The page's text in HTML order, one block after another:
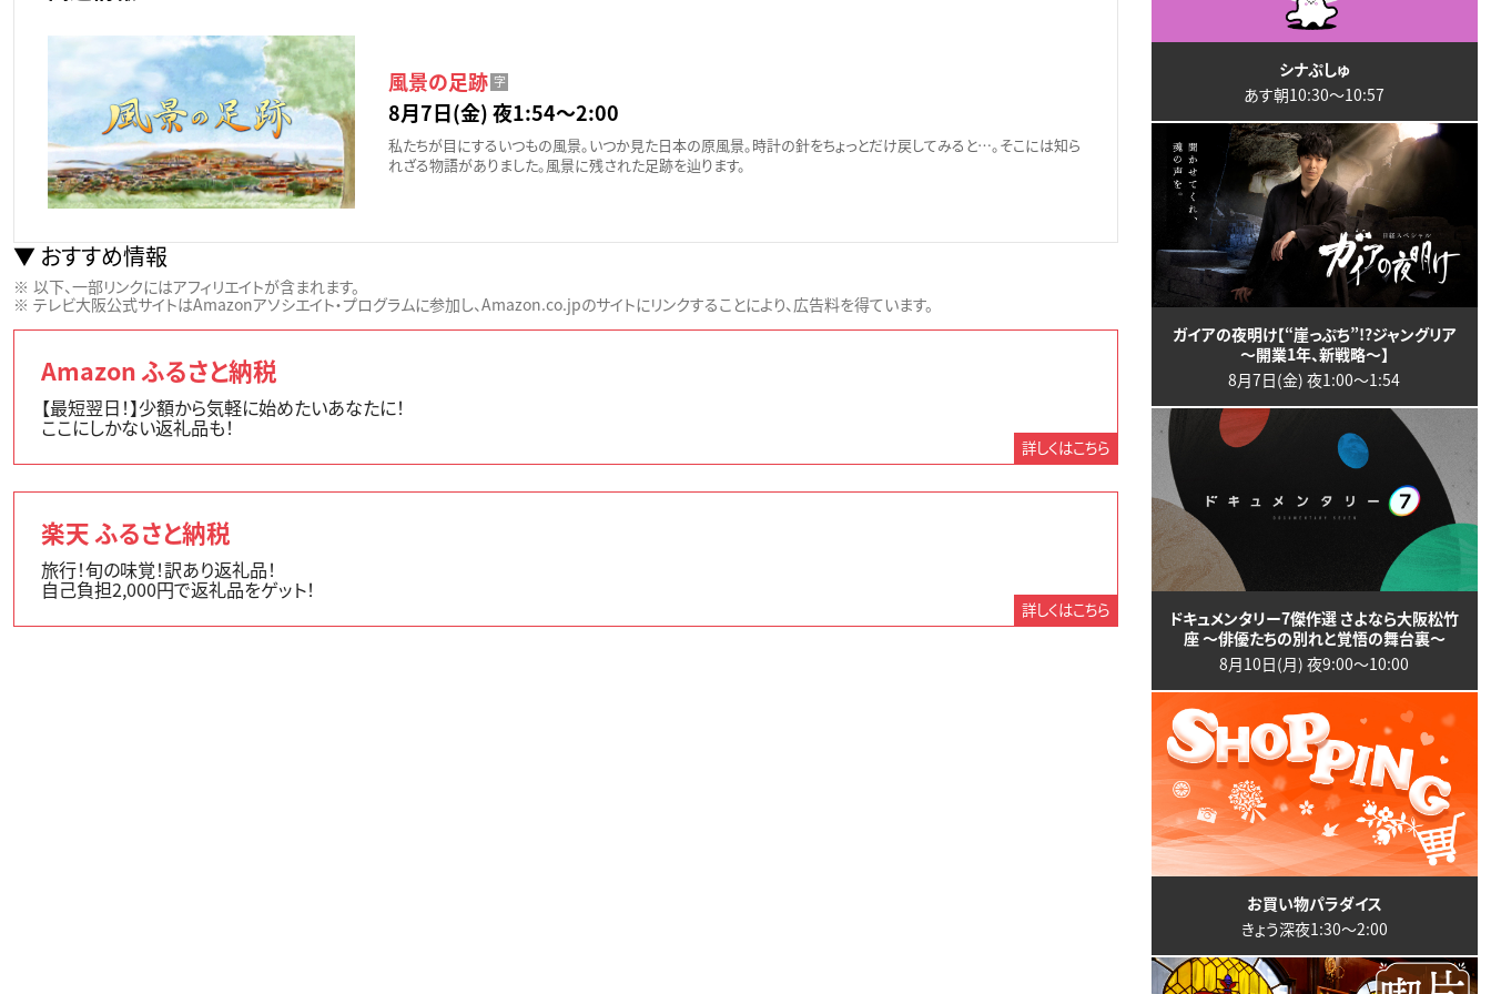
風景の足跡 字
8月7日(金) 夜1:54〜2:00
私たちが目にするいつもの風景。いつか見た日本の原風景。時計の針をちょっとだけ戻してみると…。そこには知ら
れざる物語がありました。風景に残された足跡を辿ります。
おすすめ情報
以下、一部リンクにはアフィリエイトが含まれます。
テレビ大阪公式サイトはAmazonアソシエイト・プログラムに参加し、Amazon.co.jpのサイトにリンクすることにより、広告料を得ています。
Amazon ふるさと納税
【最短翌日！】少額から気軽に始めたいあなたに！
ここにしかない返礼品も！
詳しくはこちら
楽天 ふるさと納税
旅行！旬の味覚！訳あり返礼品！
自己負担2,000円で返礼品をゲット！
詳しくはこちら
シナぷしゅ
あす朝10:30〜10:57
ガイアの夜明け【“崖っぷち”!?ジャングリア
～開業1年、新戦略～】
8月7日(金) 夜1:00〜1:54
ドキュメンタリー7傑作選 さよなら大阪松竹
座 ～俳優たちの別れと覚悟の舞台裏～
8月10日(月) 夜9:00〜10:00
お買い物パラダイス
きょう深夜1:30〜2:00